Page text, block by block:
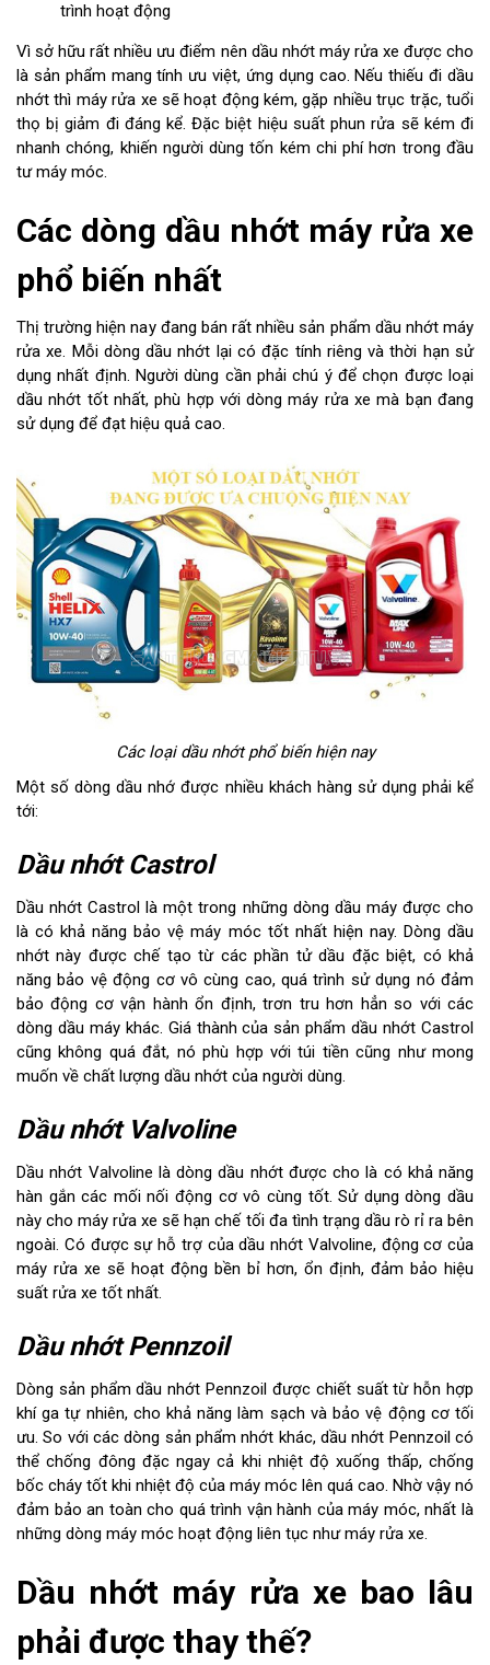
trình hoạt động
Vì sở hữu rất nhiều ưu điểm nên dầu nhớt máy rửa xe được cho
là sản phẩm mang tính ưu việt, ứng dụng cao. Nếu thiếu đi dầu
nhớt thì máy rửa xe sẽ hoạt động kém, gặp nhiều trục trặc, tuổi
thọ bị giảm đi đáng kể. Đặc biệt hiệu suất phun rửa sẽ kém đi
nhanh chóng, khiến người dùng tốn kém chi phí hơn trong đầu
tư máy móc.
Các dòng dầu nhớt máy rửa xe
phổ biến nhất
Thị trường hiện nay đang bán rất nhiều sản phẩm dầu nhớt máy
rửa xe. Mỗi dòng dầu nhớt lại có đặc tính riêng và thời hạn sử
dụng nhất định. Người dùng cần phải chú ý để chọn được loại
dầu nhớt tốt nhất, phù hợp với dòng máy rửa xe mà bạn đang
sử dụng để đạt hiệu quả cao.
Các loại dầu nhớt phổ biến hiện nay
Một số dòng dầu nhớ được nhiều khách hàng sử dụng phải kể
tới:
Dầu nhớt Castrol
Dầu nhớt Castrol là một trong những dòng dầu máy được cho
là có khả năng bảo vệ máy móc tốt nhất hiện nay. Dòng dầu
nhớt này được chế tạo từ các phần tử dầu đặc biệt, có khả
năng bảo vệ động cơ vô cùng cao, quá trình sử dụng nó đảm
bảo động cơ vận hành ổn định, trơn tru hơn hẳn so với các
dòng dầu máy khác. Giá thành của sản phẩm dầu nhớt Castrol
cũng không quá đắt, nó phù hợp với túi tiền cũng như mong
muốn về chất lượng dầu nhớt của người dùng.
Dầu nhớt Valvoline
Dầu nhớt Valvoline là dòng dầu nhớt được cho là có khả năng
hàn gắn các mối nối động cơ vô cùng tốt. Sử dụng dòng dầu
này cho máy rửa xe sẽ hạn chế tối đa tình trạng dầu rò rỉ ra bên
ngoài. Có được sự hỗ trợ của dầu nhớt Valvoline, động cơ của
máy rửa xe sẽ hoạt động bền bỉ hơn, ổn định, đảm bảo hiệu
suất rửa xe tốt nhất.
Dầu nhớt Pennzoil
Dòng sản phẩm dầu nhớt Pennzoil được chiết suất từ hỗn hợp
khí ga tự nhiên, cho khả năng làm sạch và bảo vệ động cơ tối
ưu. So với các dòng sản phẩm nhớt khác, dầu nhớt Pennzoil có
thể chống đông đặc ngay cả khi nhiệt độ xuống thấp, chống
bốc cháy tốt khi nhiệt độ của máy móc lên quá cao. Nhờ vậy nó
đảm bảo an toàn cho quá trình vận hành của máy móc, nhất là
những dòng máy móc hoạt động liên tục như máy rửa xe.
Dầu nhớt máy rửa xe bao lâu
phải được thay thế?